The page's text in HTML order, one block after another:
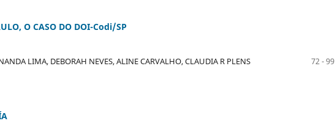
O CASO DO DOI-Codi/SP
LIMA, DEBORAH NEVES, ALINE CARVALHO, CLAUDIA R PLENS
72 - 99